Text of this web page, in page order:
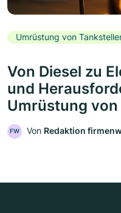
Umrüstung von
Von Diesel zu
und
Umrüstung
FW Von Redaktion